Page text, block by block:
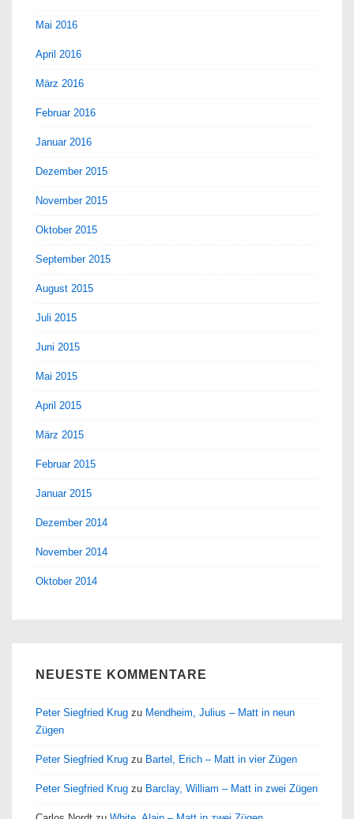
Mai 2016
April 2016
März 2016
Februar 2016
Januar 2016
Dezember 2015
November 2015
Oktober 2015
September 2015
August 2015
Juli 2015
Juni 2015
Mai 2015
April 2015
März 2015
Februar 2015
Januar 2015
Dezember 2014
November 2014
Oktober 2014
NEUESTE KOMMENTARE
Peter Siegfried Krug zu Mendheim, Julius – Matt in neun
Zügen
Peter Siegfried Krug zu Bartel, Erich – Matt in vier Zügen
Peter Siegfried Krug zu Barclay, William – Matt in zwei Zügen